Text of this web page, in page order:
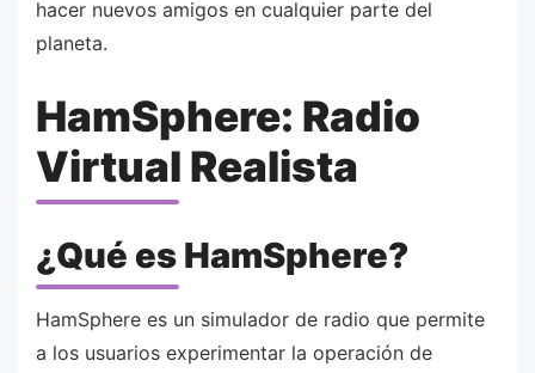
hacer nuevos amigos en cualquier parte del
planeta.
HamSphere: Radio
Virtual Realista
¿Qué es HamSphere?
HamSphere es un simulador de radio que permite
a los usuarios experimentar la operación de